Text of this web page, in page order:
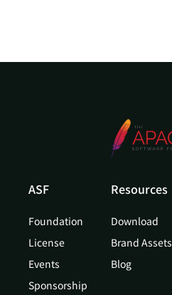
ASF
Foundation
License
Events
Sponsorship
Resources
Download
Brand Assets
Blog